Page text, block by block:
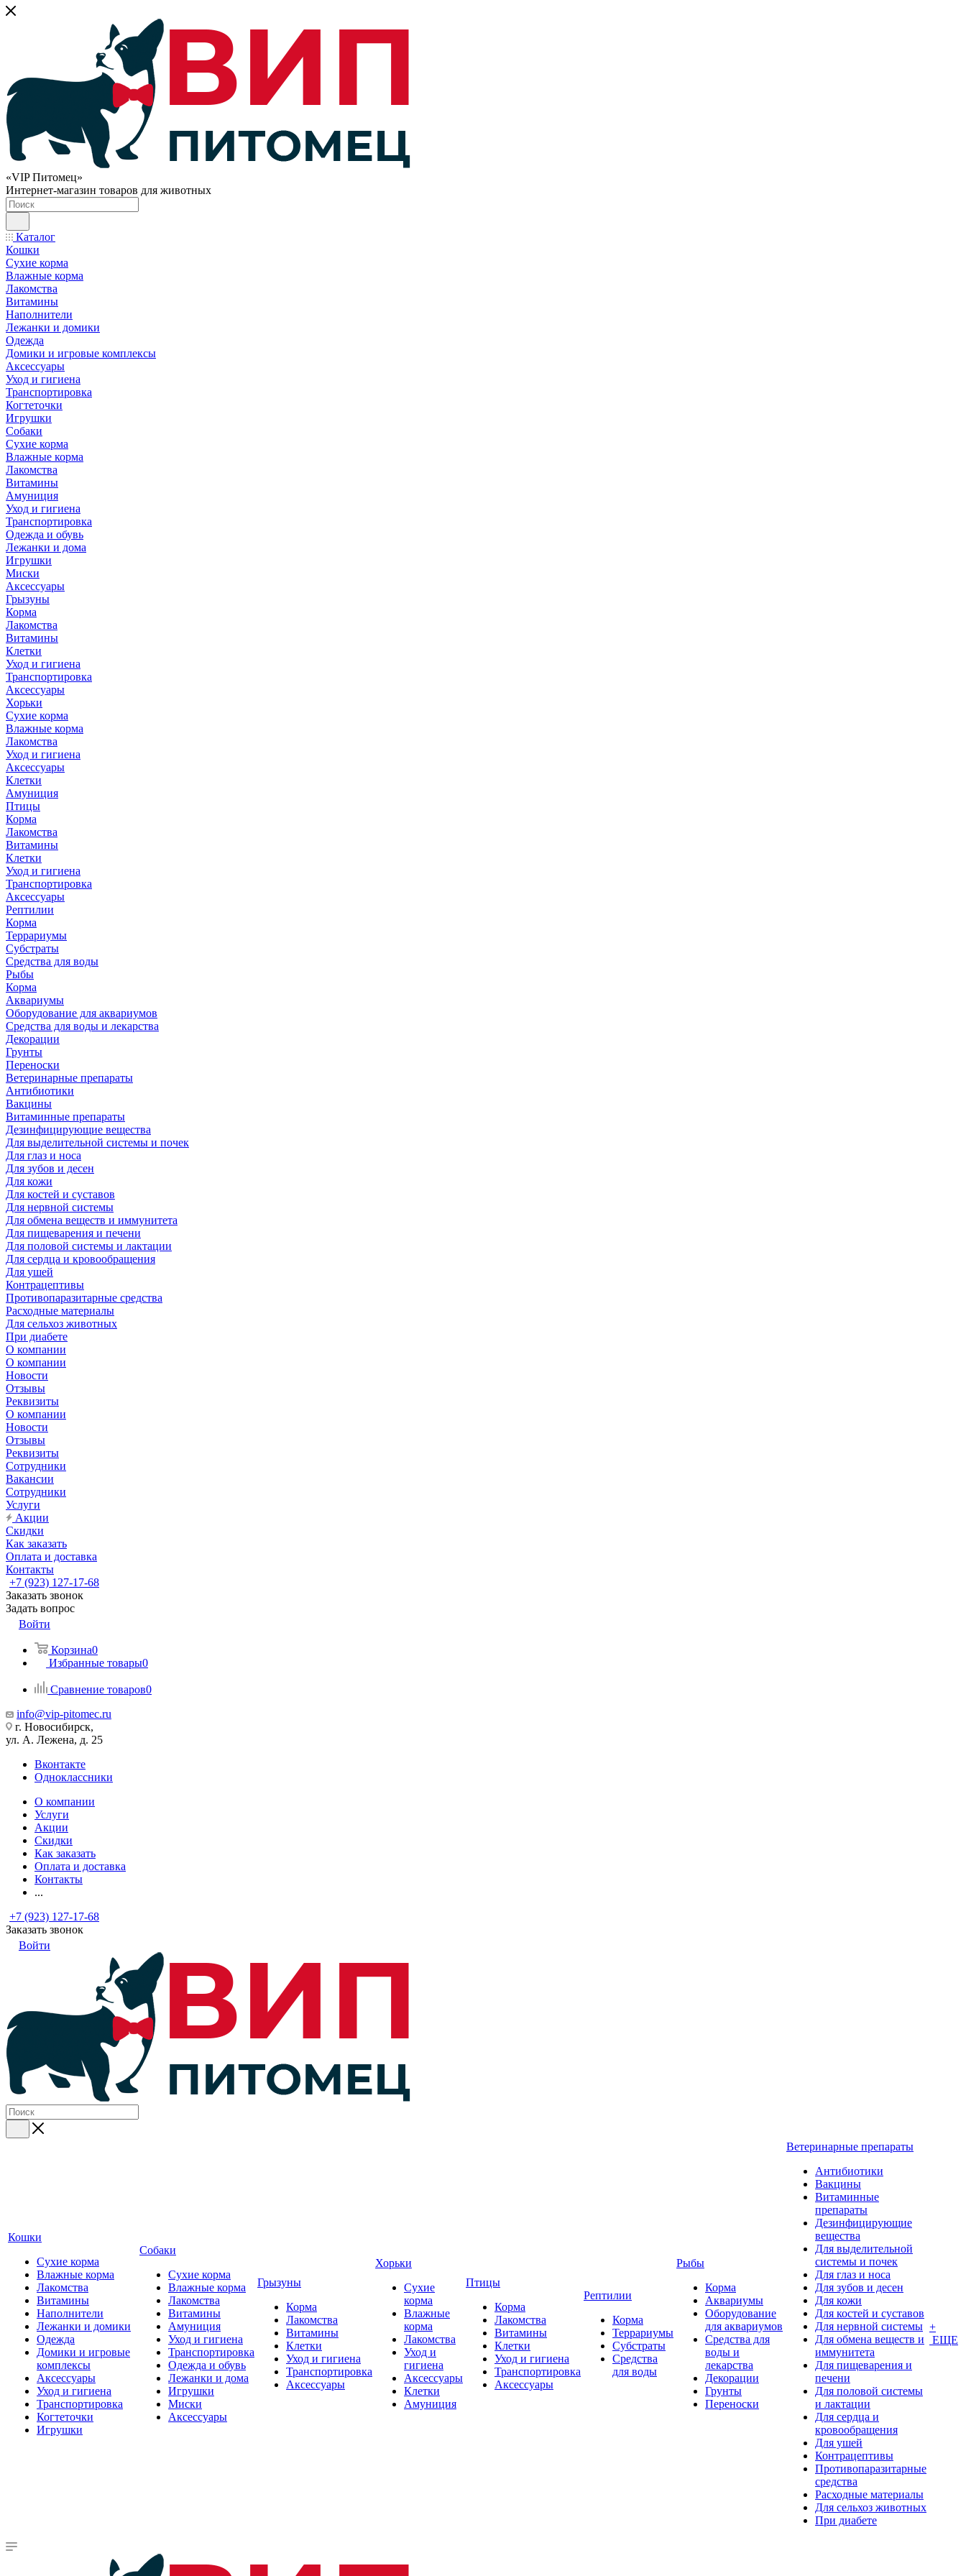
«VIP Питомец»
Интернет-магазин товаров для животных
Каталог
Кошки
Сухие корма
Влажные корма
Лакомства
Витамины
Наполнители
Лежанки и домики
Одежда
Домики и игровые комплексы
Аксессуары
Уход и гигиена
Транспортировка
Когтеточки
Игрушки
Собаки
Сухие корма
Влажные корма
Лакомства
Витамины
Амуниция
Уход и гигиена
Транспортировка
Одежда и обувь
Лежанки и дома
Игрушки
Миски
Аксессуары
Грызуны
Корма
Лакомства
Витамины
Клетки
Уход и гигиена
Транспортировка
Аксессуары
Хорьки
Сухие корма
Влажные корма
Лакомства
Уход и гигиена
Аксессуары
Клетки
Амуниция
Птицы
Корма
Лакомства
Витамины
Клетки
Уход и гигиена
Транспортировка
Аксессуары
Рептилии
Корма
Террариумы
Субстраты
Средства для воды
Рыбы
Корма
Аквариумы
Оборудование для аквариумов
Средства для воды и лекарства
Декорации
Грунты
Переноски
Ветеринарные препараты
Антибиотики
Вакцины
Витаминные препараты
Дезинфицирующие вещества
Для выделительной системы и почек
Для глаз и носа
Для зубов и десен
Для кожи
Для костей и суставов
Для нервной системы
Для обмена веществ и иммунитета
Для пищеварения и печени
Для половой системы и лактации
Для сердца и кровообращения
Для ушей
Контрацептивы
Противопаразитарные средства
Расходные материалы
Для сельхоз животных
При диабете
О компании
О компании
Новости
Отзывы
Реквизиты
О компании
Новости
Отзывы
Реквизиты
Сотрудники
Вакансии
Сотрудники
Услуги
Акции
Скидки
Как заказать
Оплата и доставка
Контакты
+7 (923) 127-17-68
Заказать звонок
Задать вопрос
Войти
Корзина0
Избранные товары0
Сравнение товаров0
info@vip-pitomec.ru
г. Новосибирск,
ул. А. Лежена, д. 25
Вконтакте
Одноклассники
О компании
Услуги
Акции
Скидки
Как заказать
Оплата и доставка
Контакты
...
+7 (923) 127-17-68
Заказать звонок
Войти
Кошки
Сухие корма
Влажные корма
Лакомства
Витамины
Наполнители
Лежанки и домики
Одежда
Домики и игровые
комплексы
Аксессуары
Уход и гигиена
Транспортировка
Когтеточки
Игрушки
Собаки
Сухие корма
Влажные корма
Лакомства
Витамины
Амуниция
Уход и гигиена
Транспортировка
Одежда и обувь
Лежанки и дома
Игрушки
Миски
Аксессуары
Грызуны
Корма
Лакомства
Витамины
Клетки
Уход и гигиена
Транспортировка
Аксессуары
Хорьки
Сухие
корма
Влажные
корма
Лакомства
Уход и
гигиена
Аксессуары
Клетки
Амуниция
Птицы
Корма
Лакомства
Витамины
Клетки
Уход и гигиена
Транспортировка
Аксессуары
Рептилии
Корма
Террариумы
Субстраты
Средства
для воды
Рыбы
Корма
Аквариумы
Оборудование
для аквариумов
Средства для
воды и
лекарства
Декорации
Грунты
Переноски
Ветеринарные препараты
Антибиотики
Вакцины
Витаминные
препараты
Дезинфицирующие
вещества
Для выделительной
системы и почек
Для глаз и носа
Для зубов и десен
Для кожи
Для костей и суставов
Для нервной системы
Для обмена веществ и
иммунитета
Для пищеварения и
печени
Для половой системы
и лактации
Для сердца и
кровообращения
Для ушей
Контрацептивы
Противопаразитарные
средства
Расходные материалы
Для сельхоз животных
При диабете
+
ЕЩЕ